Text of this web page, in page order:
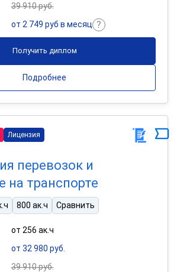
39 910 руб.
от 2 749 руб в месяц
Получить диплом
Подробнее
Лицензия
перевозок и
на транспорте
800 ак.ч Сравнить
от 256 ак.ч
от 32 980 руб.
39 910 руб.